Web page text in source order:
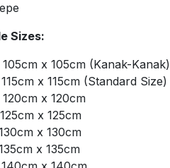
Sizes:
x 105cm (Kanak-Kanak)
x 115cm (Standard Size)
x 120cm
x 125cm
x 130cm
x 135cm